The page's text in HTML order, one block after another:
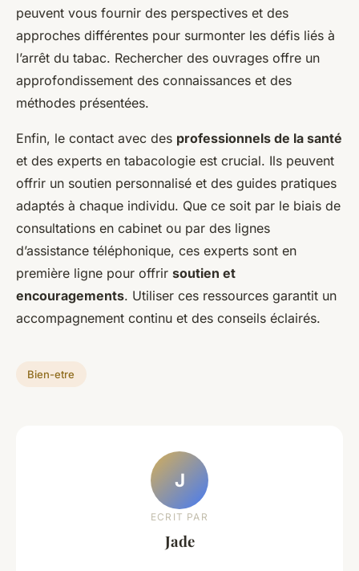
peuvent vous fournir des perspectives et des
approches différentes pour surmonter les défis liés à
l’arrêt du tabac. Rechercher des ouvrages offre un
approfondissement des connaissances et des
méthodes présentées.
Enfin, le contact avec des professionnels de la santé
et des experts en tabacologie est crucial. Ils peuvent
offrir un soutien personnalisé et des guides pratiques
adaptés à chaque individu. Que ce soit par le biais de
consultations en cabinet ou par des lignes
d’assistance téléphonique, ces experts sont en
première ligne pour offrir soutien et
encouragements. Utiliser ces ressources garantit un
accompagnement continu et des conseils éclairés.
Bien-etre
J
ECRIT PAR
Jade